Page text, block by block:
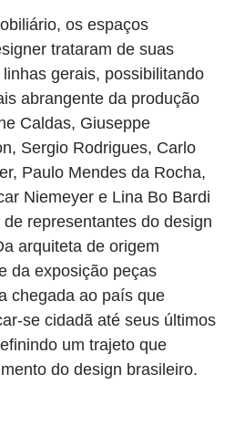
os espaços
trataram de suas
gerais, possibilitando
abrangente da produção
Caldas, Giuseppe
Sergio Rodrigues, Carlo
Paulo Mendes da Rocha,
Niemeyer e Lina Bo Bardi
representantes do design
arquiteta de origem
da exposição peças
chegada ao país que
se cidadã até seus últimos
um trajeto que
do design brasileiro.